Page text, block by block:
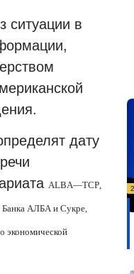
ситуации в
дату
ALBA—TCP,
Банка АЛБА и Сукре,
экономической